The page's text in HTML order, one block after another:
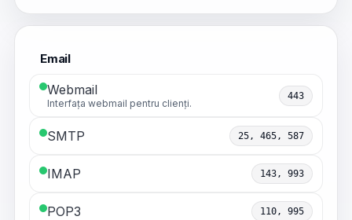
Email
Webmail
Interfața webmail pentru clienți.
443
SMTP 25, 465, 587
IMAP 143, 993
POP3 110, 995